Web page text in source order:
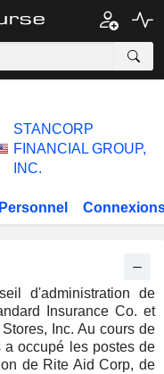
STANCORP
FINANCIAL GROUP,
INC.
d'administration de
Insurance Co. et
Inc. Au cours de
a occupé les postes de
de Rite Aid Corp, de